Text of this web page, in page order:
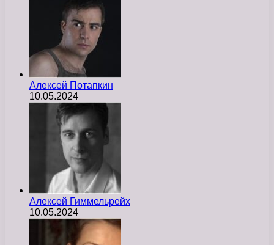
Алексей Потапкин
10.05.2024
Алексей Гиммельрейх
10.05.2024